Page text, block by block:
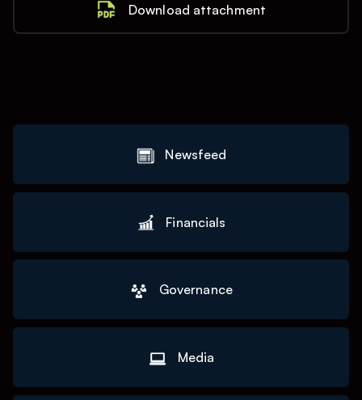
Download attachment
Newsfeed
Financials
Governance
Media